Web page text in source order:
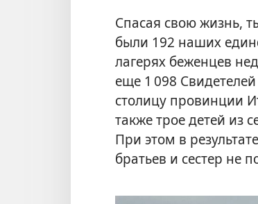
Спасая свою жизнь,
были 192 наших
лагерях беженцев
еще 1 098
столицу провинции
также трое детей из
При этом в
братьев и сестер не